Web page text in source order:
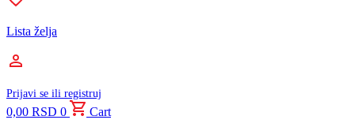
Lista želja
Prijavi se ili registruj
0,00 RSD 0
Cart